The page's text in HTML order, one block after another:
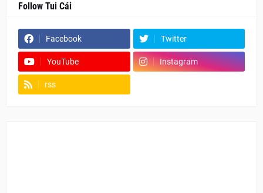
Follow Tui Cái
Facebook Twitter
YouTube Instagram
rss